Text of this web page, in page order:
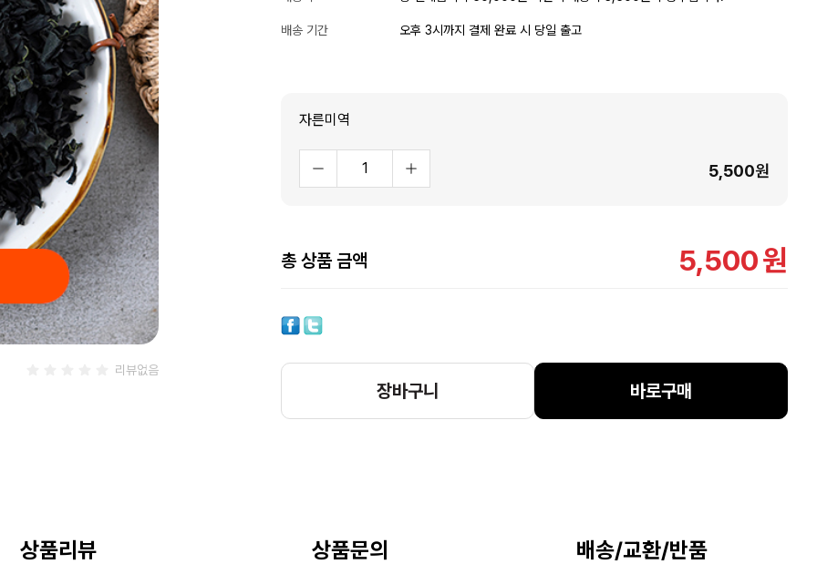
리뷰없음
배송 기간 오후 3시까지 결제 완료 시 당일 출고
자른미역
5,500원
총 상품 금액 5,500원
장바구니 바로구매
상품리뷰 상품문의 배송/교환/반품